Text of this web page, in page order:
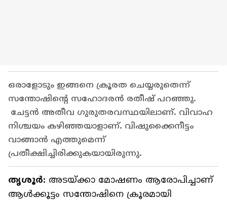
ഒരാളോടും ഇങ്ങനെ ക്രൂരത ചെയ്യരുതെന്ന്
സന്തോഷിന്റെ സഹോദരൻ രതീഷ് പറഞ്ഞു.
ചേട്ടൻ അതീവ ഗുരുതരവസ്ഥയിലാണ്. വിവാഹ
നിശ്ചയം കഴിഞ്ഞയാളാണ്. വിഷുക്കൈനീട്ടം
വാങ്ങാൻ എത്തുമെന്ന്
പ്രതീക്ഷിച്ചിരിക്കുകയായിരുന്നു.
തൃശൂർ: അടയ്ക്കാ മോഷണം ആരോപിച്ചാണ്
ആൾക്കൂട്ടം സന്തോഷിനെ ക്രൂരമായി